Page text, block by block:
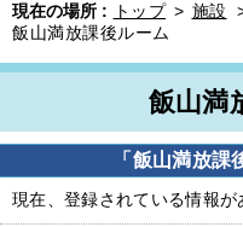
現在の場所 : トップ > 施設
飯山満放課後ルーム
飯山満
「飯山満放
現在、登録されている情報が